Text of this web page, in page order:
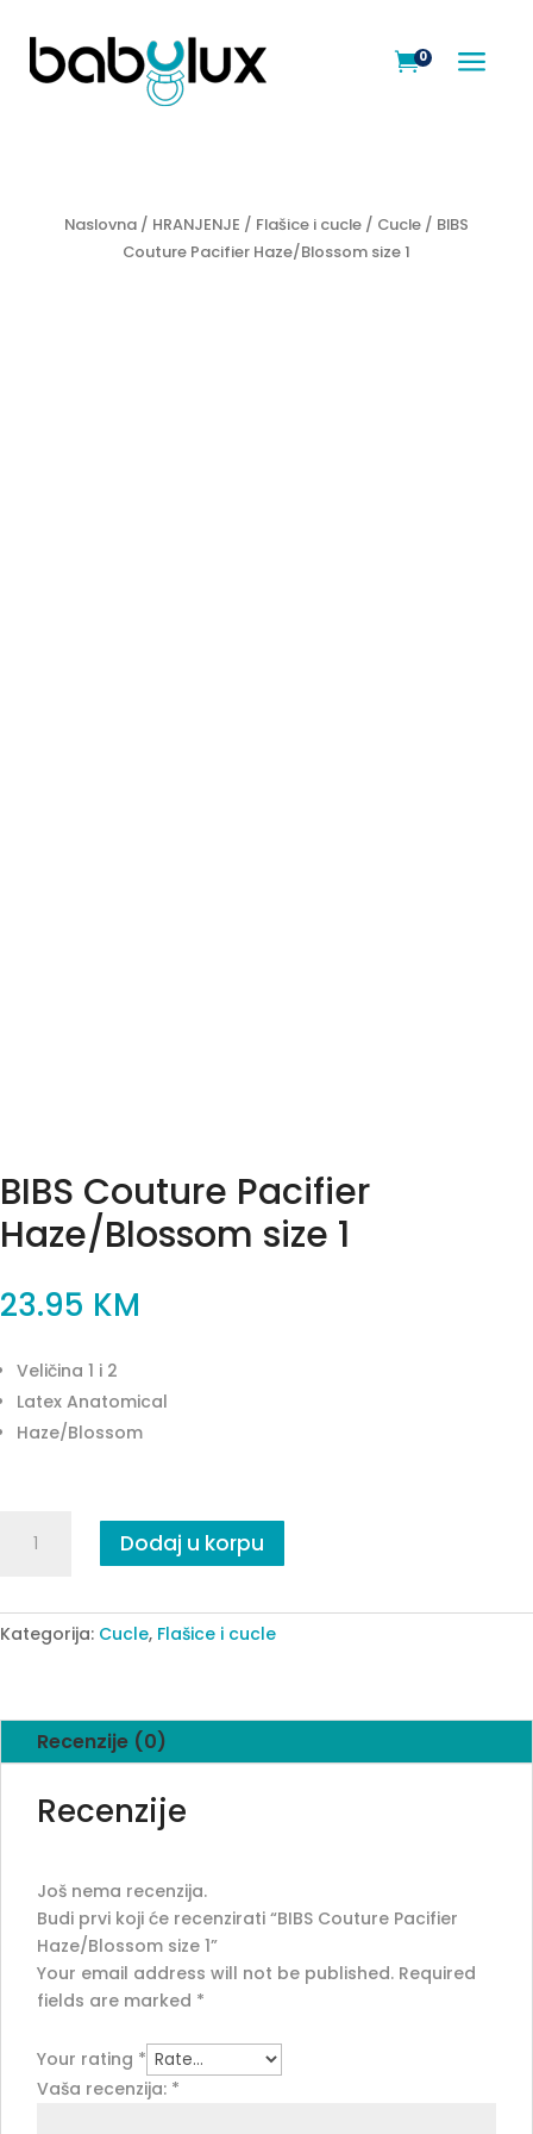
a
0
Naslovna/ HRANJENJE / Flašice i cucle/ Cucle/ BIBS
Couture Pacifier Haze/Blossom size 1
BIBS Couture Pacifier
Haze/Blossom size 1
23.95 KM
Veličina 1 i 2
Latex Anatomical
Haze/Blossom
Couture
size
Dodaj u korpu
Kategorija: Cucle, Flašice i cucle
Recenzije (0)
Recenzije
Još nema recenzija.
Budi prvi koji će recenzirati “BIBS Couture Pacifier
Haze/Blossom size 1”
Your email address will not be published. Required
fields are marked *
Your rating *
Vaša recenzija: *